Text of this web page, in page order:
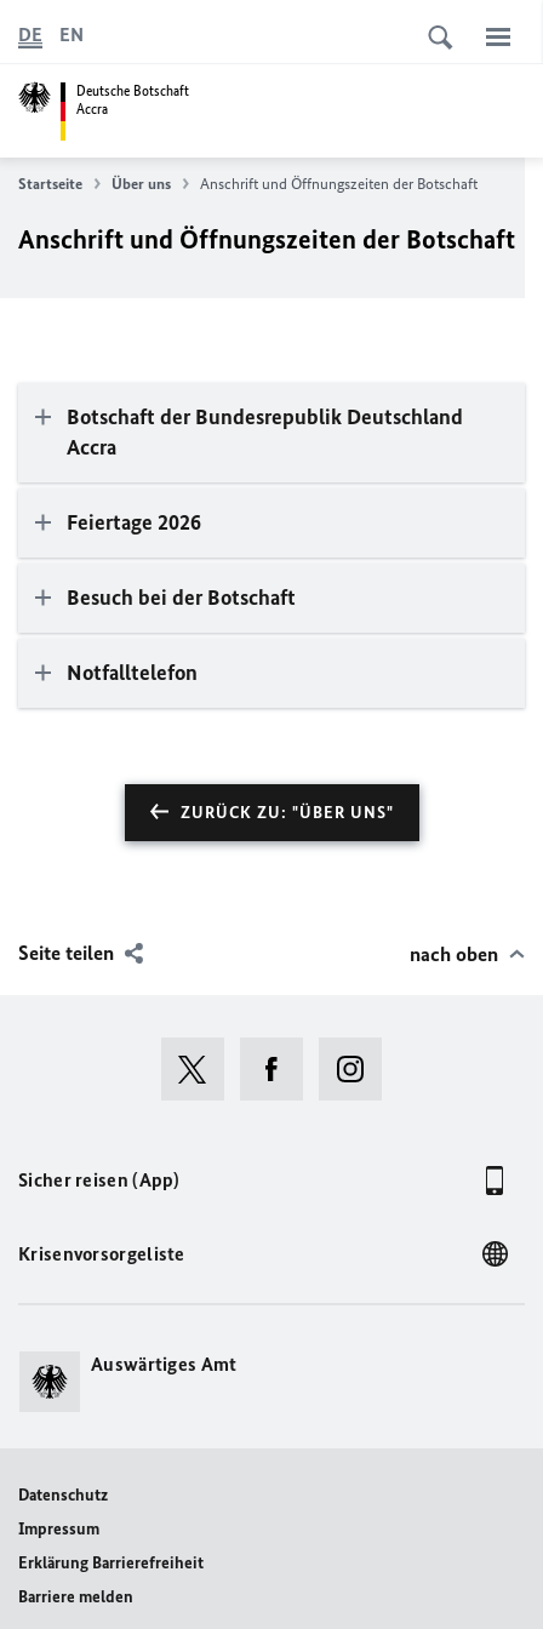
Deutsche Botschaft
Accra
DE EN
Startseite Über uns Anschrift und Öffnungszeiten der Botschaft
Anschrift und Öffnungszeiten der Botschaft
Botschaft der Bundesrepublik Deutschland
Accra
Feiertage 2026
Besuch bei der Botschaft
Notfalltelefon
ZURÜCK ZU: "ÜBER UNS"
Seite teilen nach oben
Sicher reisen (App)
Krisenvorsorgeliste
Auswärtiges Amt
Datenschutz
Impressum
Erklärung Barrierefreiheit
Barriere melden